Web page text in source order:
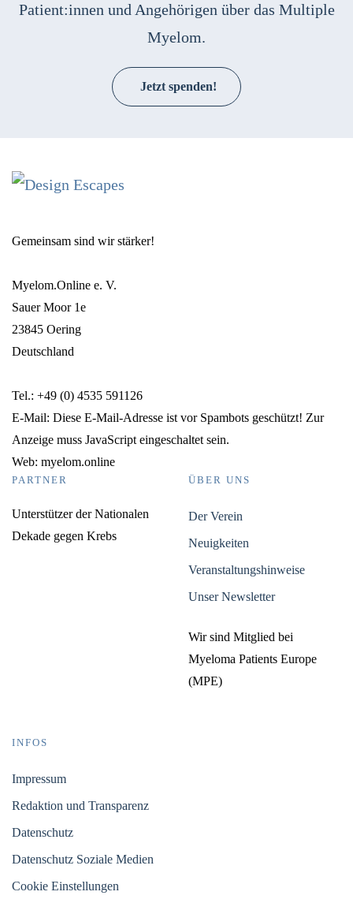
Patient:innen und Angehörigen über das Multiple
Myelom.
Jetzt spenden!
Gemeinsam sind wir stärker!
Myelom.Online e. V.
Sauer Moor 1e
23845 Oering
Deutschland
Tel.: +49 (0) 4535 591126
E-Mail: Diese E-Mail-Adresse ist vor Spambots geschützt! Zur
Anzeige muss JavaScript eingeschaltet sein.
Web: myelom.online
PARTNER
Unterstützer der Nationalen
Dekade gegen Krebs
ÜBER UNS
Der Verein
Neuigkeiten
Veranstaltungshinweise
Unser Newsletter
Wir sind Mitglied bei
Myeloma Patients Europe
(MPE)
INFOS
Impressum
Redaktion und Transparenz
Datenschutz
Datenschutz Soziale Medien
Cookie Einstellungen